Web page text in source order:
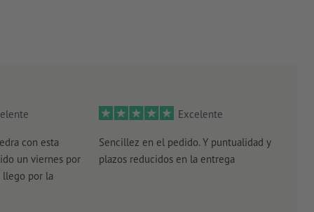
con esta
un viernes por
llego por la
Excelente
Sencillez en el pedido. Y puntualidad y
plazos reducidos en la entrega